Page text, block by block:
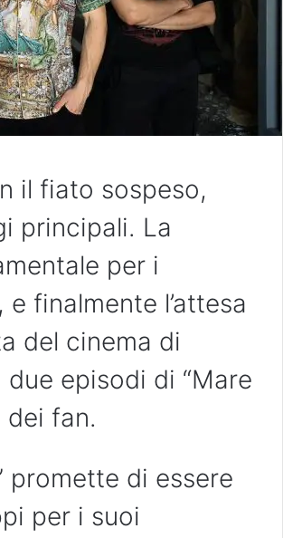
il fiato sospeso,
principali. La
per i
finalmente l’attesa
del cinema di
episodi di “Mare
dei fan.
promette di essere
per i suoi